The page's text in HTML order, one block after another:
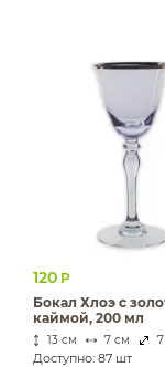
120 Р
Бокал Хлоэ с
каймой, 200 мл
13 см 7 см
Доступно: 87 шт